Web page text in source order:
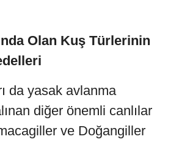
Olan Kuş Türlerinin
da yasak avlanma
diğer önemli canlılar
ve Doğangiller